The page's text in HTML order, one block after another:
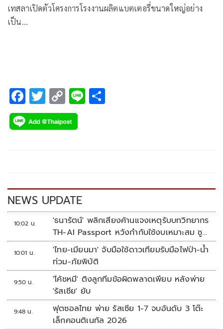
เทสลาเปิดตัวโครงการโรงงานผลิตแบตเตอรี่ขนาดใหญ่อย่าง
เป็น…
F
ac
e
k
T
wi
tt
C
o
p
k
Li
NEWS UPDATE
10:02 น.
'ธนารัตน์' พลิกเสียงค้านแจงเหตุรับบทวิทยากร
TH-AI Passport หวังกำกับใช้งบเหมาะสม ชู
จุดเด่นคนไทยได้ใช้ AI ระดับโปร ลดเหลื่อมล้ำ
ทางเทคโนโลยี เซฟงบไปกว่า900ล้าน เชื่อหาก
ใช้เต็มที่เอกชนขาดทุนย่อยยับ
10:01 น.
'ไทย-เมียนมา' จับมือใช้ดาวเทียมรับมือไฟป่า-น้ำ
ท่วม-ภัยพิบัติ
9:50 น.
'โค้ชหมี' ติงลูกทีมข้อผิดพลาดเพียบ หลังพ่าย
'รัสเซีย' ยับ
9:48 น.
ฟุตซอลไทย พ่าย รัสเซีย 1-7 จบอันดับ 3 โต๊ะ
เล็กคอนติเนทัล 2026